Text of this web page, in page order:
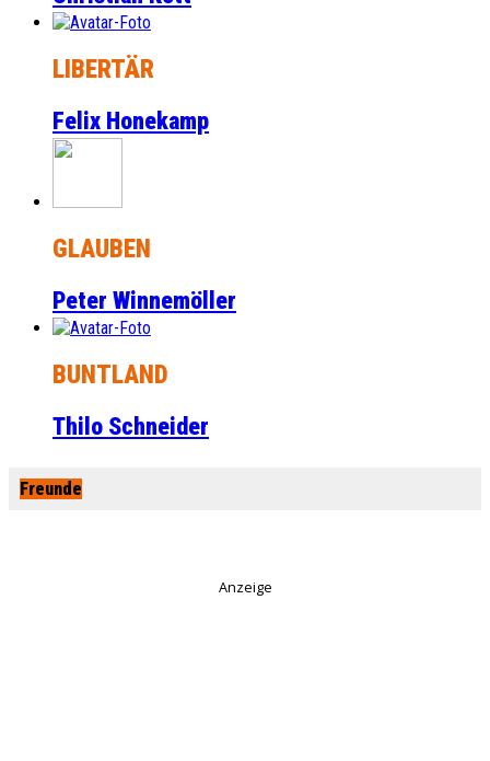
LIBERTÄR
Felix Honekamp
GLAUBEN
Peter Winnemöller
BUNTLAND
Thilo Schneider
Freunde
Anzeige